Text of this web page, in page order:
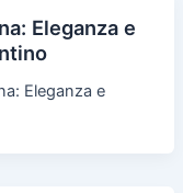
Eleganza e
Eleganza e